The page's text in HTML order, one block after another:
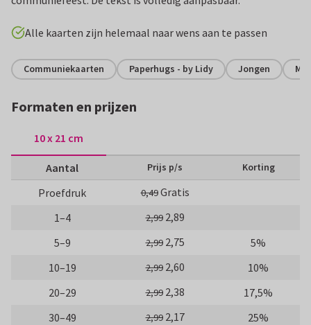
Alle kaarten zijn helemaal naar wens aan te passen
Communiekaarten Paperhugs - by Lidy Jongen
Formaten en prijzen
10 x 21 cm
Aantal Prijs p/s Korting
Proefdruk 0,49Gratis
1–4
2,99 2,89
5–9
2,99 2,75
5%
10–19
2,99 2,60
10%
20–29
2,99 2,38
17,5%
30–49
2,99 2,17
25%